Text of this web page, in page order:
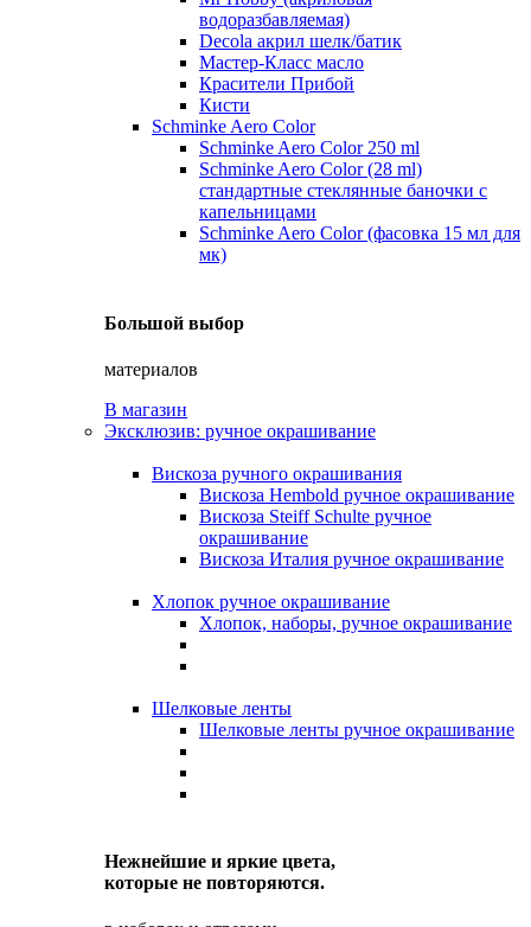
водоразбавляемая)
Decola акрил шелк/батик
Мастер-Класс масло
Красители Прибой
Кисти
Schminke Aero Color
Schminke Aero Color 250 ml
Schminke Aero Color (28 ml)
стандартные стеклянные баночки с
капельницами
Schminke Aero Color (фасовка 15 мл для
мк)
Большой выбор
материалов
В магазин
Эксклюзив: ручное окрашивание
Вискоза ручного окрашивания
Вискоза Hembold ручное окрашивание
Вискоза Steiff Schulte ручное
окрашивание
Вискоза Италия ручное окрашивание
Хлопок ручное окрашивание
Хлопок, наборы, ручное окрашивание
Шелковые ленты
Шелковые ленты ручное окрашивание
Нежнейшие и яркие цвета,
которые не повторяются.